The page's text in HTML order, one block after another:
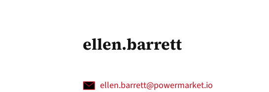
ellen.barrett
ellen.barrett@powermarket.io